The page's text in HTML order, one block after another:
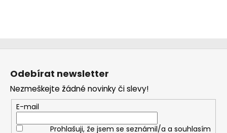
Z
Odebírat newsletter
Nezmeškejte žádné novinky či slevy!
E-mail
Prohlašuji, že jsem se seznámil/a a souhlasím